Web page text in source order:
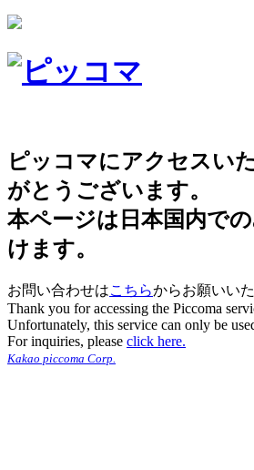
ピッコマにアクセスい
がとうございます。
本ページは日本国内で
けます。
お問い合わせはこちらからお願いいた
Thank you for accessing the Piccoma
Unfortunately, this service can only be
For inquiries, please click here.
Kakao piccoma Corp.